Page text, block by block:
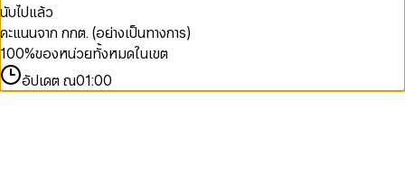
นับไปแล้ว
คะแนนจาก กกต. (อย่างเป็นทางการ)
100%ของหน่วยทั้งหมดในเขต
อัปเดต ณ01:00